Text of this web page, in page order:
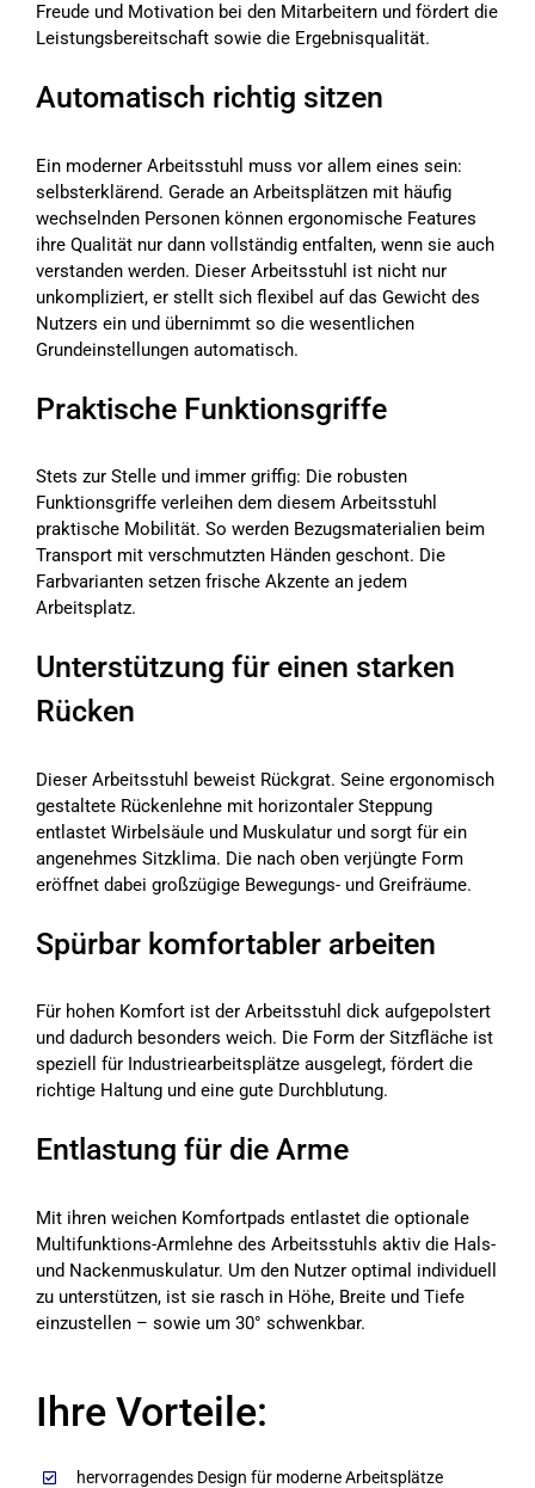
Freude und Motivation bei den Mitarbeitern und fördert die
Leistungsbereitschaft sowie die Ergebnisqualität.
Automatisch richtig sitzen
Ein moderner Arbeitsstuhl muss vor allem eines sein:
selbsterklärend. Gerade an Arbeitsplätzen mit häufig
wechselnden Personen können ergonomische Features
ihre Qualität nur dann vollständig entfalten, wenn sie auch
verstanden werden. Dieser Arbeitsstuhl ist nicht nur
unkompliziert, er stellt sich flexibel auf das Gewicht des
Nutzers ein und übernimmt so die wesentlichen
Grundeinstellungen automatisch.
Praktische Funktionsgriffe
Stets zur Stelle und immer griffig: Die robusten
Funktionsgriffe verleihen dem diesem Arbeitsstuhl
praktische Mobilität. So werden Bezugsmaterialien beim
Transport mit verschmutzten Händen geschont. Die
Farbvarianten setzen frische Akzente an jedem
Arbeitsplatz.
Unterstützung für einen starken
Rücken
Dieser Arbeitsstuhl beweist Rückgrat. Seine ergonomisch
gestaltete Rückenlehne mit horizontaler Steppung
entlastet Wirbelsäule und Muskulatur und sorgt für ein
angenehmes Sitzklima. Die nach oben verjüngte Form
eröffnet dabei großzügige Bewegungs- und Greifräume.
Spürbar komfortabler arbeiten
Für hohen Komfort ist der Arbeitsstuhl dick aufgepolstert
und dadurch besonders weich. Die Form der Sitzfläche ist
speziell für Industriearbeitsplätze ausgelegt, fördert die
richtige Haltung und eine gute Durchblutung.
Entlastung für die Arme
Mit ihren weichen Komfortpads entlastet die optionale
Multifunktions-Armlehne des Arbeitsstuhls aktiv die Hals-
und Nackenmuskulatur. Um den Nutzer optimal individuell
zu unterstützen, ist sie rasch in Höhe, Breite und Tiefe
einzustellen – sowie um 30° schwenkbar.
Ihre Vorteile:
hervorragendes Design für moderne Arbeitsplätze